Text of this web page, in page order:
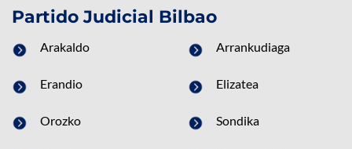
Partido Judicial Bilbao
Arakaldo
Erandio
Orozko
Arrankudiaga
Elizatea
Sondika